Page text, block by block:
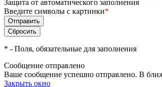
Защита от автоматического заполнения
Введите символы с картинки*
* - Поля, обязательные для заполнения
Сообщение отправлено
Ваше сообщение успешно отправлено. В
Закрыть окно